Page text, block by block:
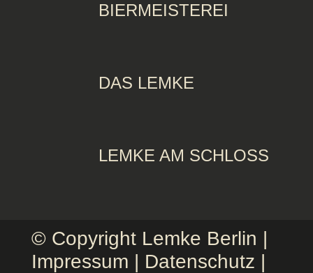
BIERMEISTEREI
DAS LEMKE
LEMKE AM SCHLOSS
© Copyright Lemke Berlin |
Impressum | Datenschutz |